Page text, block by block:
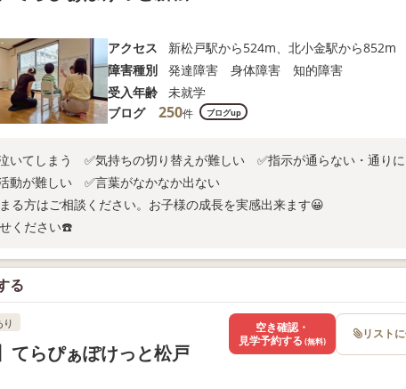
アクセス
新松戸駅から524m、北小金駅から852m
障害種別
発達障害 身体障害 知的障害
受入年齢
未就学
ブログ
250件 ブログup
いてしまう ✅気持ちの切り替えが難しい ✅指示が通らない・通りに
動が難しい ✅言葉がなかなか出ない
る方はご相談ください。お子様の成長を実感出来ます😀
ください☎️
る
り
てらぴぁぽけっと松戸
空き確認・
見学予約する (無料) リスト